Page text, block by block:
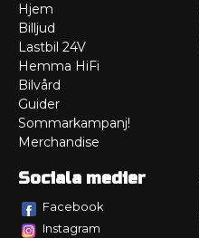
Hjem
Billjud
Lastbil 24V
Hemma HiFi
Bilvård
Guider
Sommarkampanj!
Merchandise
Sociala medier
Facebook
Instagram